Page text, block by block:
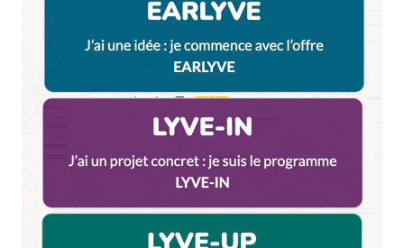
Enregistrer mon nom, mon e-mail et mon site dans le
navigateur pour mon prochain commentaire.
Et bim !